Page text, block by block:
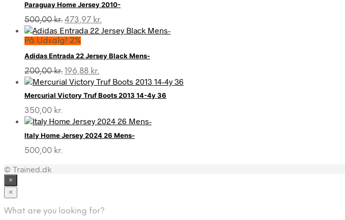
Paraguay Home Jersey 2010-
500,00kr. Den
oprindelige
pris
500,00 kr..
473,97 kr.
aktuelle
473,97 kr..
På Udsalg! 2%
Adidas Entrada 22 Jersey Black Mens-
200,00kr. Den
oprindelige
var:
196,88 kr.
aktuelle
er:
Mercurial Victory Truf Boots 2013 14-4y 36
350,00 kr.
Italy Home Jersey 2024 26 Mens-
500,00 kr.
© Trained.dk
×
×
What are you looking for?